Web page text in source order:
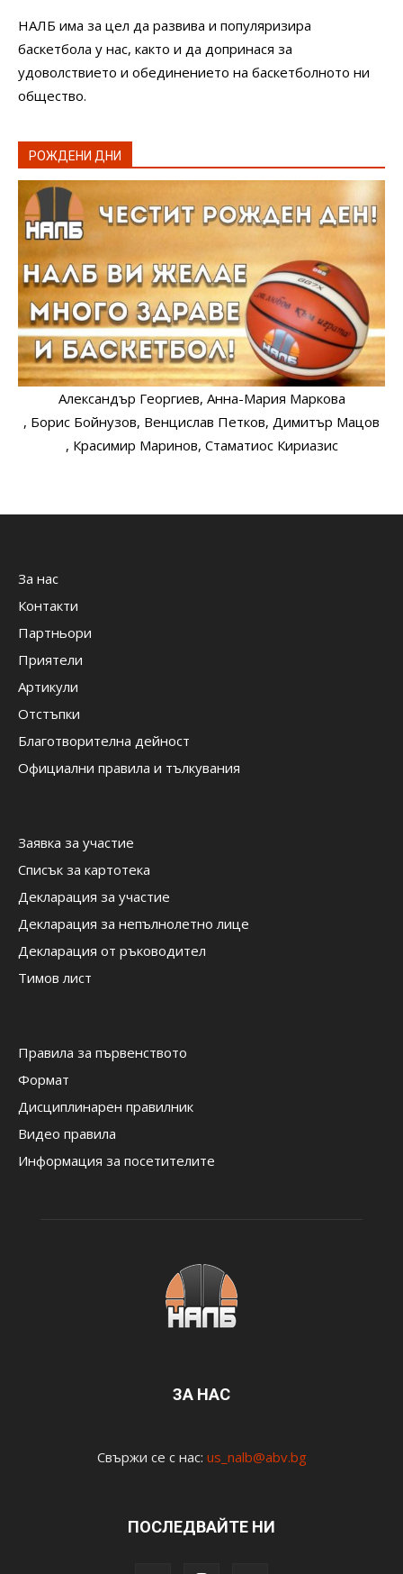
НАЛБ има за цел да развива и популяризира
баскетбола у нас, както и да допринася за
удоволствието и обединението на баскетболното ни
общество.
РОЖДЕНИ ДНИ
Александър Георгиев, Анна-Мария Маркова
, Борис Бойнузов, Венцислав Петков, Димитър Мацов
, Красимир Маринов, Стаматиос Кириазис
За нас
Контакти
Партньори
Приятели
Артикули
Отстъпки
Благотворителна дейност
Официални правила и тълкувания
Заявка за участие
Списък за картотека
Декларация за участие
Декларация за непълнолетно лице
Декларация от ръководител
Тимов лист
Правила за първенството
Формат
Дисциплинарен правилник
Видео правила
Информация за посетителите
ЗА НАС
Свържи се с нас: us_nalb@abv.bg
ПОСЛЕДВАЙТЕ НИ